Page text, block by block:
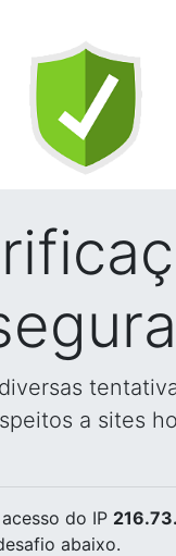
a sites
do IP
abaixo.